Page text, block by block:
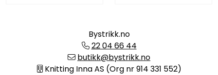
Bystrikk.no
22 04 66 44
butikk@bystrikk.no
Knitting Inna AS (Org nr 914 331 552)